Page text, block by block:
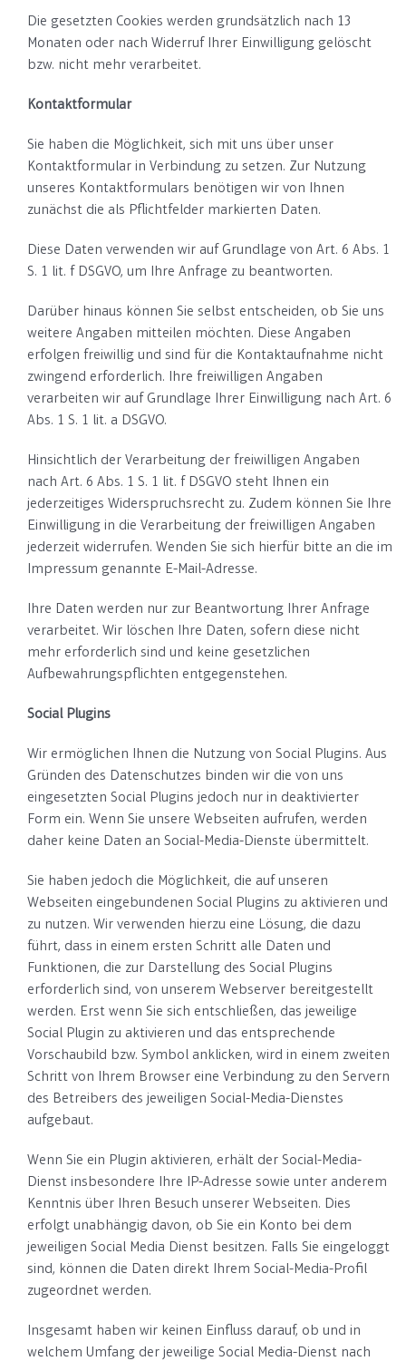
Die gesetzten Cookies werden grundsätzlich nach 13
Monaten oder nach Widerruf Ihrer Einwilligung gelöscht
bzw. nicht mehr verarbeitet.
Kontaktformular
Sie haben die Möglichkeit, sich mit uns über unser
Kontaktformular in Verbindung zu setzen. Zur Nutzung
unseres Kontaktformulars benötigen wir von Ihnen
zunächst die als Pflichtfelder markierten Daten.
Diese Daten verwenden wir auf Grundlage von Art. 6 Abs. 1
S. 1 lit. f DSGVO, um Ihre Anfrage zu beantworten.
Darüber hinaus können Sie selbst entscheiden, ob Sie uns
weitere Angaben mitteilen möchten. Diese Angaben
erfolgen freiwillig und sind für die Kontaktaufnahme nicht
zwingend erforderlich. Ihre freiwilligen Angaben
verarbeiten wir auf Grundlage Ihrer Einwilligung nach Art. 6
Abs. 1 S. 1 lit. a DSGVO.
Hinsichtlich der Verarbeitung der freiwilligen Angaben
nach Art. 6 Abs. 1 S. 1 lit. f DSGVO steht Ihnen ein
jederzeitiges Widerspruchsrecht zu. Zudem können Sie Ihre
Einwilligung in die Verarbeitung der freiwilligen Angaben
jederzeit widerrufen. Wenden Sie sich hierfür bitte an die im
Impressum genannte E-Mail-Adresse.
Ihre Daten werden nur zur Beantwortung Ihrer Anfrage
verarbeitet. Wir löschen Ihre Daten, sofern diese nicht
mehr erforderlich sind und keine gesetzlichen
Aufbewahrungspflichten entgegenstehen.
Social Plugins
Wir ermöglichen Ihnen die Nutzung von Social Plugins. Aus
Gründen des Datenschutzes binden wir die von uns
eingesetzten Social Plugins jedoch nur in deaktivierter
Form ein. Wenn Sie unsere Webseiten aufrufen, werden
daher keine Daten an Social-Media-Dienste übermittelt.
Sie haben jedoch die Möglichkeit, die auf unseren
Webseiten eingebundenen Social Plugins zu aktivieren und
zu nutzen. Wir verwenden hierzu eine Lösung, die dazu
führt, dass in einem ersten Schritt alle Daten und
Funktionen, die zur Darstellung des Social Plugins
erforderlich sind, von unserem Webserver bereitgestellt
werden. Erst wenn Sie sich entschließen, das jeweilige
Social Plugin zu aktivieren und das entsprechende
Vorschaubild bzw. Symbol anklicken, wird in einem zweiten
Schritt von Ihrem Browser eine Verbindung zu den Servern
des Betreibers des jeweiligen Social-Media-Dienstes
aufgebaut.
Wenn Sie ein Plugin aktivieren, erhält der Social-Media-
Dienst insbesondere Ihre IP-Adresse sowie unter anderem
Kenntnis über Ihren Besuch unserer Webseiten. Dies
erfolgt unabhängig davon, ob Sie ein Konto bei dem
jeweiligen Social Media Dienst besitzen. Falls Sie eingeloggt
sind, können die Daten direkt Ihrem Social-Media-Profil
zugeordnet werden.
Insgesamt haben wir keinen Einfluss darauf, ob und in
welchem Umfang der jeweilige Social Media-Dienst nach